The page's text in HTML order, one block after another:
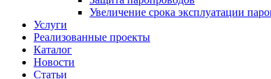
Увеличение срока эксплуатации
Услуги
Реализованные проекты
Каталог
Новости
Статьи